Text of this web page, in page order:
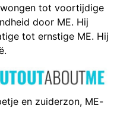
tot voortijdige
door ME. Hij
tot ernstige ME. Hij
en zuiderzon, ME-